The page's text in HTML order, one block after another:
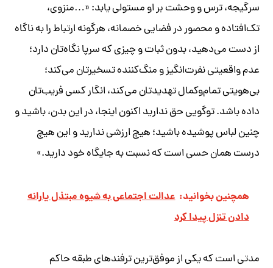
سرگیجه، ترس و وحشت بر او مستولی یابد: «…منزوی،
تک‌افتاده و محصور در فضایی خصمانه، هرگونه ارتباط را به ناگاه
از دست می‌دهید، بدون ثبات و چیزی که سرپا نگاه‌تان دارد؛
عدم واقعیتی نفرت‌انگیز و منگ‌کننده تسخیرتان می‌کند؛
بی‌هویتی تمام‌وکمال تهدیدتان می‌کند، انگار کسی فریب‌تان
داده باشد. توگویی حق ندارید اکنون اینجا، در این بدن، باشید و
چنین لباس پوشیده باشید؛ هیچ ارزشی ندارید و این هیچ
درست همان حسی است که نسبت به جایگاه خود دارید.»
همچنین بخوانید: عدالت اجتماعی به شيوه مبتذل يارانه
دادن تنزل پيدا كرد
مدتی است که یکی از موفق‌ترین ترفندهای طبقه حاکم